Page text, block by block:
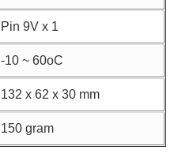
Pin 9V x 1
-10 ~ 60oC
132 x 62 x 30 mm
150 gram